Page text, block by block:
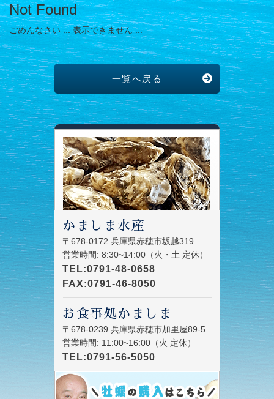
Not Found
ごめんなさい ... 表示できません ...
一覧へ戻る
かましま水産
〒678-0172 兵庫県赤穂市坂越319
営業時間: 8:30~14:00（火・土 定休）
TEL:0791-48-0658
FAX:0791-46-8050
お食事処かましま
〒678-0239 兵庫県赤穂市加里屋89-5
営業時間: 11:00~16:00（火 定休）
TEL:0791-56-5050